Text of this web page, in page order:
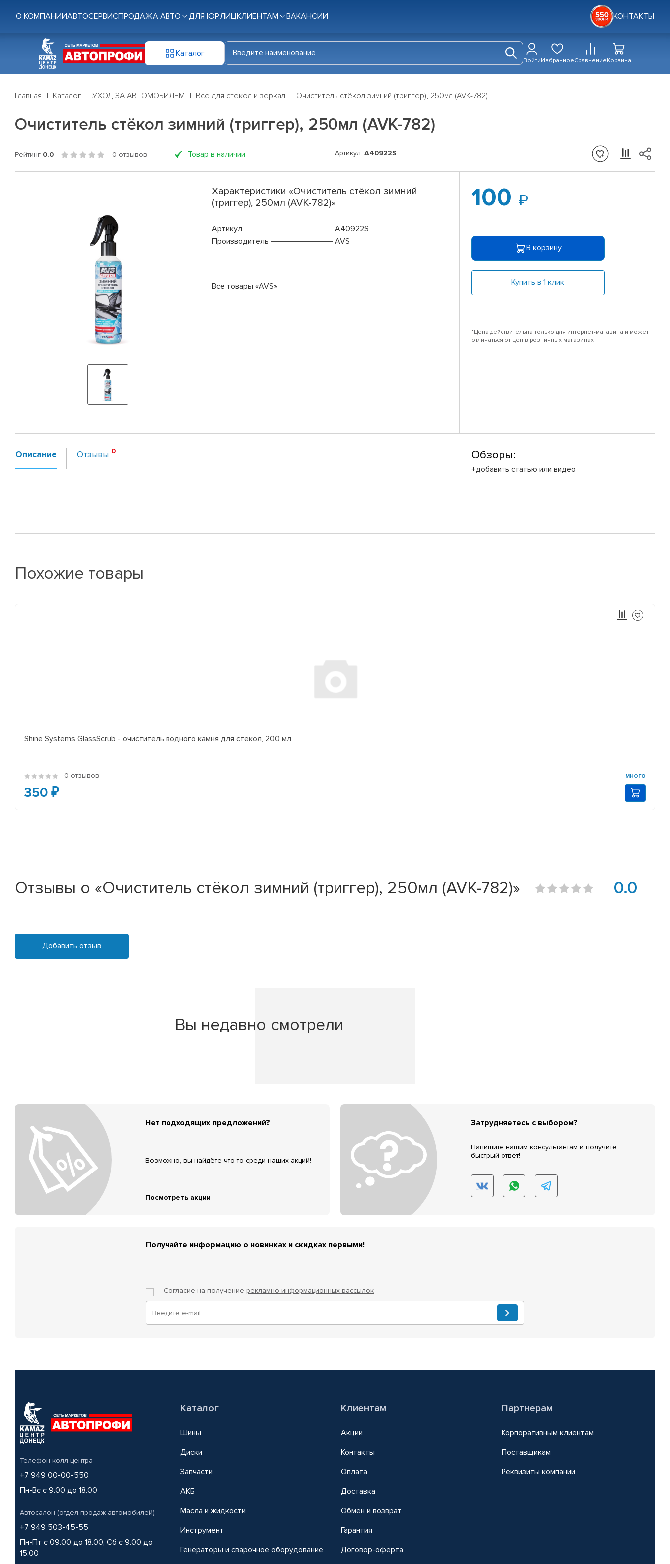
О КОМПАНИИАВТОСЕРВИСПРОДАЖА АВТО ДЛЯ ЮР.ЛИЦКЛИЕНТАМ ВАКАНСИИ КОНТАКТЫ
Каталог
ВойтиИзбранноеСравнениеКорзина
Главная Каталог УХОД ЗА АВТОМОБИЛЕМ Все для стекол и зеркал Очиститель стёкол зимний (триггер), 250мл (AVK-782)
Очиститель стёкол зимний (триггер), 250мл (AVK-782)
Рейтинг 0.0 0 отзывов Товар в наличии Артикул: A40922S
Характеристики «Очиститель стёкол зимний
(триггер), 250мл (AVK-782)»
Артикул
A40922S
Производитель
AVS
Все товары «AVS»
100
В корзину
Купить в 1 клик
*Цена действительна только для интернет-магазина и может
отличаться от цен в розничных магазинах
Описание Отзывы Обзоры:
+добавить статью или видео
Похожие товары
Shine Systems GlassScrub - очиститель водного камня для стекол, 200 мл
0 отзывов много
350 ₽
Отзывы о «Очиститель стёкол зимний (триггер), 250мл (AVK-782)» 0.0
Добавить отзыв
Вы недавно смотрели
Нет подходящих предложений?
Возможно, вы найдёте что-то среди наших акций!
Посмотреть акции
Затрудняетесь с выбором?
Напишите нашим консультантам и получите
быстрый ответ!
Получайте информацию о новинках и скидках первыми!
Согласие на получение рекламно-информационных рассылок
Телефон колл-центра
+7 949 00-00-550
Пн-Вс с 9.00 до 18.00
Автосалон (отдел продаж автомобилей)
+7 949 503-45-55
Пн-Пт с 09.00 до 18.00, Сб с 9.00 до
15.00
Каталог
Шины
Диски
Запчасти
АКБ
Масла и жидкости
Инструмент
Генераторы и сварочное оборудование
Клиентам
Акции
Контакты
Оплата
Доставка
Обмен и возврат
Гарантия
Договор-оферта
Партнерам
Корпоративным клиентам
Поставщикам
Реквизиты компании